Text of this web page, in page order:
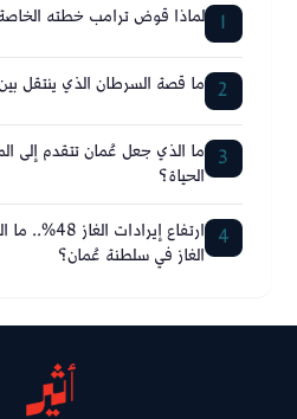
1 لماذا قوض ترامب خطته
2 ما قصة السرطان الذي ينتقل
3 ما الذي جعل عُمان تتقدم إلى
الحياة؟
4 ارتفاع
الغاز في سلطنة عُمان؟